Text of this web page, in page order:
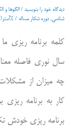
دیدگاه‌ خود را بنویسید / الگوها و
شناسی,دوره شکار مساله /
سال نوری فاصله
چه میزان از
کار به برنامه
برنامه ریزی خودش